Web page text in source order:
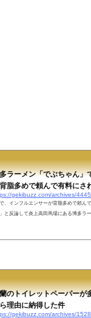
ラーメン「でぶちゃん」
脂多めで頼んで有料にさ
gekibuzz.com/archives/
、インフルエンサーが背脂多めで頼ん
と反論して炎上高田馬場にある博多ラ
のトイレットペーパーが
理由に納得した件
gekibuzz.com/archives/